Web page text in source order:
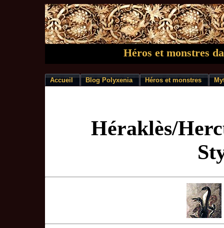
Héros et monstres
Accueil Blog Polyxenia Héros et monstres
Héraklès/